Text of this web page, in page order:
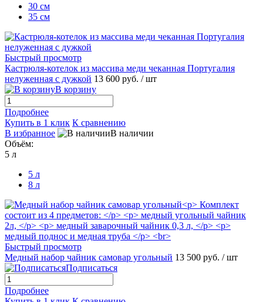
30 см
35 см
Быстрый просмотр
Кастрюля-котелок из массива меди чеканная Португалия
нелуженная с дужкой 13 600 руб. / шт
В корзину
Подробнее
Купить в 1 клик К сравнению
В избранное
В наличии
Объём:
5 л
5 л
8 л
Быстрый просмотр
Медный набор чайник самовар угольный 13 500 руб. / шт
Подписаться
Подробнее